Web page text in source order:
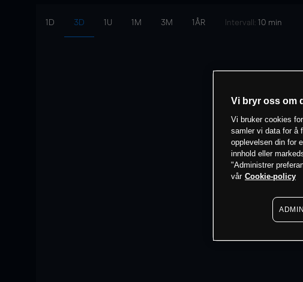
1D 3D 1U 1M 3M 1ÅR Intervall: 10 min
Vi bryr oss om
Vi bruker cookies
samler vi data for å
opplevelsen din for
innhold eller
"Administrer
vår Cookie-policy